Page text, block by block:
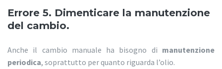
Errore 5. Dimenticare la manutenzione
del cambio.
Anche il cambio manuale ha bisogno di manutenzione
periodica, soprattutto per quanto riguarda l’olio.